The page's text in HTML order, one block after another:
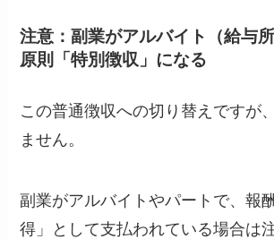
注意：副業がアルバイト（給与
原則「特別徴収」になる
この普通徴収への切り替えですが
ません。
副業がアルバイトやパートで、報
得」として支払われている場合は